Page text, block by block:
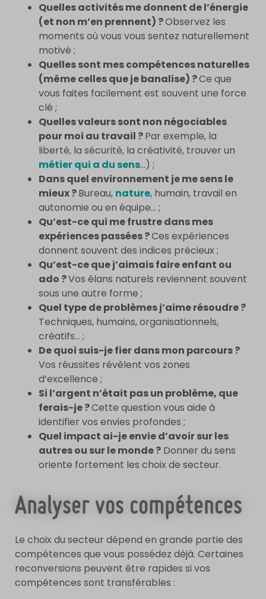
Quelles activités me donnent de l’énergie
(et non m’en prennent) ?Observez les
moments où vous vous sentez naturellement
motivé ;
Quelles sont mes compétences naturelles
(même celles que je banalise) ?Ce que
vous faites facilement est souvent une force
clé ;
Quelles valeurs sont non négociables
pour moi au travail ?Par exemple, la
liberté, la sécurité, la créativité, trouver un
métier qui a du sens…) ;
Dans quel environnement je me sens le
mieux ?Bureau, nature, humain, travail en
autonomie ou en équipe… ;
Qu’est-ce qui me frustre dans mes
expériences passées ?Ces expériences
donnent souvent des indices précieux ;
Qu’est-ce que j’aimais faire enfant ou
ado ?Vos élans naturels reviennent souvent
sous une autre forme ;
Quel type de problèmes j’aime résoudre ?
Techniques, humains, organisationnels,
créatifs… ;
De quoi suis-je fier dans mon parcours ?
Vos réussites révèlent vos zones
d’excellence ;
Si l’argent n’était pas un problème, que
ferais-je ?Cette question vous aide à
identifier vos envies profondes ;
Quel impact ai-je envie d’avoir sur les
autres ou sur le monde ? Donner du sens
oriente fortement les choix de secteur.
Analyser vos compétences
Le choix du secteur dépend en grande partie des
compétences que vous possédez déjà. Certaines
reconversions peuvent être rapides si vos
compétences sont transférables :